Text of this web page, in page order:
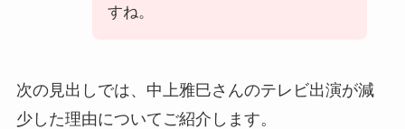
すね。
次の見出しでは、中上雅巳さんのテレビ出演が減
少した理由についてご紹介します。